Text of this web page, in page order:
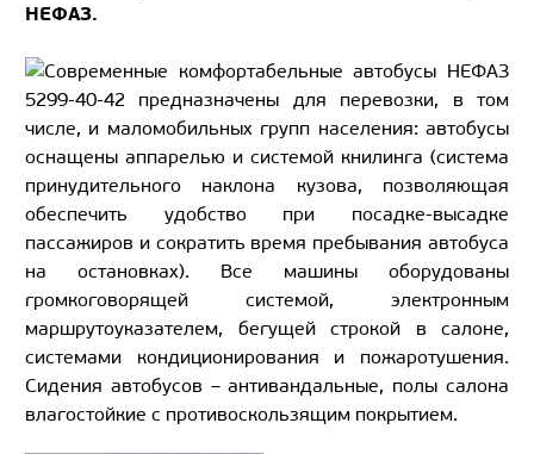
НЕФАЗ.
Современные комфортабельные автобусы НЕФАЗ
5299-40-42 предназначены для перевозки, в том
числе, и маломобильных групп населения: автобусы
оснащены аппарелью и системой книлинга (система
принудительного наклона кузова, позволяющая
обеспечить удобство при посадке-высадке
пассажиров и сократить время пребывания автобуса
на остановках). Все машины оборудованы
громкоговорящей системой, электронным
маршрутоуказателем, бегущей строкой в салоне,
системами кондиционирования и пожаротушения.
Сидения автобусов – антивандальные, полы салона
влагостойкие с противоскользящим покрытием.